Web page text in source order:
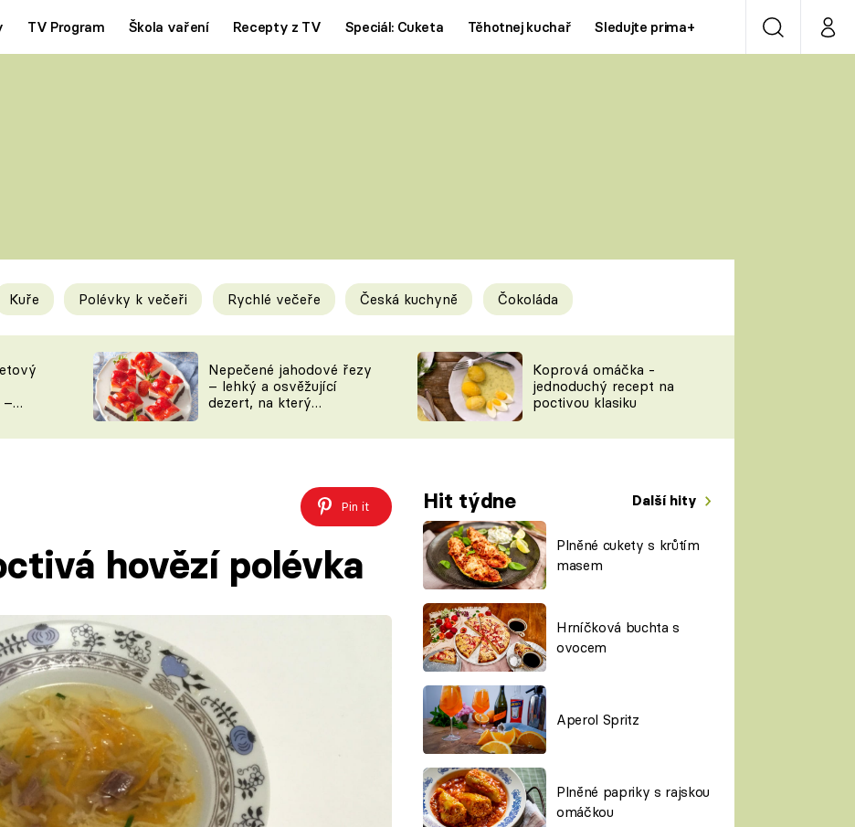
TV Program Škola vaření Recepty z TV Speciál: Cuketa Těhotnej kuchař Sledujte prima+ VyhledáváníMůj
Tipy a triky
KAM ZA JÍDLEM
VYCHYTÁVKY
Novinky
ŠÉFREDAKTORKY
ČASOPIS
Prima LAJK
Sledujte nás
Kuře Polévky k večeři Rychlé večeře Česká kuchyně Čokoláda
–
Nepečené jahodové řezy
– lehký a osvěžující
dezert, na který
Koprová omáčka -
jednoduchý recept na
poctivou klasiku
Pin it Hit týdne Další hity
Plněné cukety s krůtím
masem
Hrníčková buchta s
ovocem
Aperol Spritz
Plněné papriky s rajskou
omáčkou
hovězí polévka